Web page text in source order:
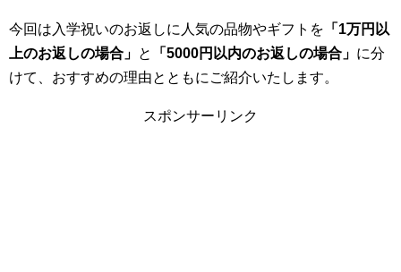
今回は入学祝いのお返しに人気の品物やギフトを 「1万円以
上のお返しの場合」 と 「5000円以内のお返しの場合」 に分
けて、おすすめの理由とともにご紹介いたします。
スポンサーリンク